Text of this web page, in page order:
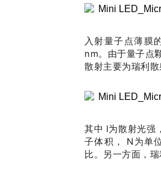
入射量子点薄膜
nm。由于量子点
散射主要为瑞利
其中 I为散射光强
子体积， N为单
比。另一方面，